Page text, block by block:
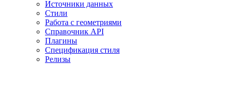
Источники данных
Стили
Работа с геометриями
Справочник API
Плагины
Спецификация стиля
Релизы